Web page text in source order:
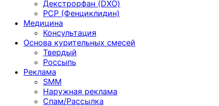
Декстрорфан (DXO)
PCP (Фенциклидин)
Медицина
Консультация
Основа курительных смесей
Твердый
Россыпь
Реклама
SMM
Наружная реклама
Спам/Рассылка